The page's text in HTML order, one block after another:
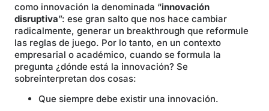
como innovación la denominada “innovación
disruptiva”: ese gran salto que nos hace cambiar
radicalmente, generar un breakthrough que reformule
las reglas de juego. Por lo tanto, en un contexto
empresarial o académico, cuando se formula la
pregunta ¿dónde está la innovación? Se
sobreinterpretan dos cosas:
Que siempre debe existir una innovación.